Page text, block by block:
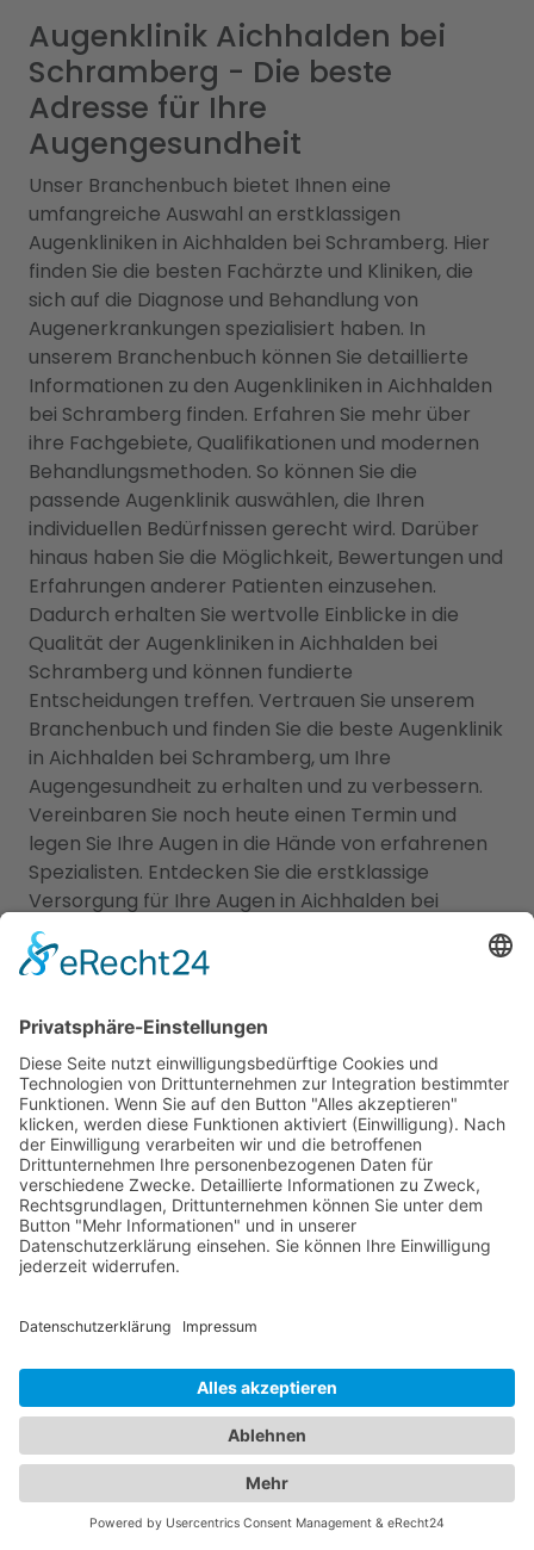
Augenklinik Aichhalden bei
Schramberg - Die beste
Adresse für Ihre
Augengesundheit
Unser Branchenbuch bietet Ihnen eine
umfangreiche Auswahl an erstklassigen
Augenkliniken in Aichhalden bei Schramberg. Hier
finden Sie die besten Fachärzte und Kliniken, die
sich auf die Diagnose und Behandlung von
Augenerkrankungen spezialisiert haben. In
unserem Branchenbuch können Sie detaillierte
Informationen zu den Augenkliniken in Aichhalden
bei Schramberg finden. Erfahren Sie mehr über
ihre Fachgebiete, Qualifikationen und modernen
Behandlungsmethoden. So können Sie die
passende Augenklinik auswählen, die Ihren
individuellen Bedürfnissen gerecht wird. Darüber
hinaus haben Sie die Möglichkeit, Bewertungen und
Erfahrungen anderer Patienten einzusehen.
Dadurch erhalten Sie wertvolle Einblicke in die
Qualität der Augenkliniken in Aichhalden bei
Schramberg und können fundierte
Entscheidungen treffen. Vertrauen Sie unserem
Branchenbuch und finden Sie die beste Augenklinik
in Aichhalden bei Schramberg, um Ihre
Augengesundheit zu erhalten und zu verbessern.
Vereinbaren Sie noch heute einen Termin und
legen Sie Ihre Augen in die Hände von erfahrenen
Spezialisten. Entdecken Sie die erstklassige
Versorgung für Ihre Augen in Aichhalden bei
Schramberg mit unserem vertrauenswürdigen
Branchenbuch!
Augenarzt und Kinderarzt in
Aichhalden bei Schramberg:
Umfassende medizinische
Versorgung für die ganze
Familie
Hier finden Sie alle Informationen, die Sie
benötigen, um die beste medizinische Versorgung
für Ihre Familie zu gewährleisten. Unsere
Augenärzte in Aichhalden bei Schramberg sind
Behandlung und Pflege Ihrer Augengesundheit. Sie
bieten eine breite Palette von Dienstleistungen,
einschließlich Routineuntersuchungen, Diagnose
und Behandlung von Augenerkrankungen sowie
Brillen- und Kontaktlinsenanpassungen. Mit
modernsten Technologien und einem
einfühlsamen Ansatz sorgen sie für Ihre klare Sicht
und Ihr Wohlbefinden. Zusätzlich bieten wir Ihnen